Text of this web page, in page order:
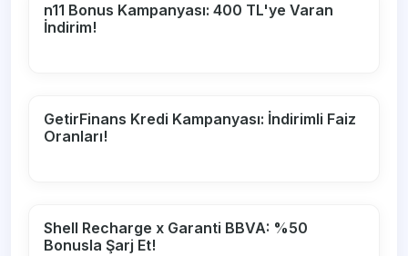
n11 Bonus Kampanyası: 400 TL'ye Varan
İndirim!
GetirFinans Kredi Kampanyası: İndirimli Faiz
Oranları!
Shell Recharge x Garanti BBVA: %50
Bonusla Şarj Et!